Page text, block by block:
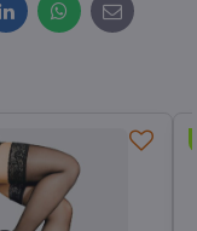
LinkedInWhatsApp
E-
mail